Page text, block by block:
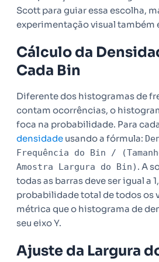
Scott para guiar essa escolha,
experimentação visual também
Cálculo da
Cada Bin
Diferente dos histogramas de
contam ocorrências, o
foca na probabilidade. Para
densidade usando a fórmula:
Frequência do Bin /
Amostra Largura do Bin) . A
todas as barras deve ser igual a
probabilidade total de todos os
métrica que o histograma de
seu eixo Y.
Ajuste da Largura